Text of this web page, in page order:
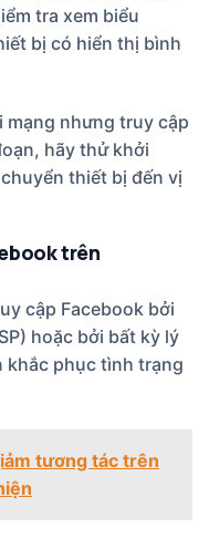
tra xem biểu
bị có hiển thị bình
mạng nhưng truy cập
hãy thử khởi
thiết bị đến vị
trên
cập Facebook bởi
hoặc bởi bất kỳ lý
khắc phục tình trạng
tương tác trên